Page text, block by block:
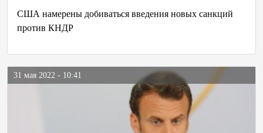
США намерены добиваться введения новых санкций
против КНДР
31 мая 2022 - 10:41